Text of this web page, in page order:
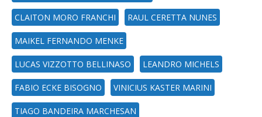
CLAITON MORO FRANCHI RAUL CERETTA NUNES
MAIKEL FERNANDO MENKE
LUCAS VIZZOTTO BELLINASO LEANDRO MICHELS
FABIO ECKE BISOGNO VINICIUS KASTER MARINI
TIAGO BANDEIRA MARCHESAN